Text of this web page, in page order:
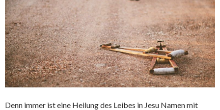
Denn immer ist eine Heilung des Leibes in Jesu Namen mit